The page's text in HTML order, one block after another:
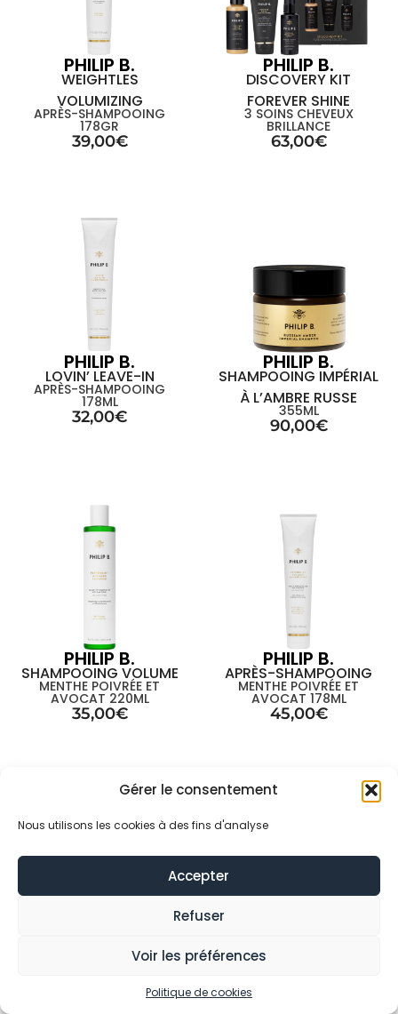
Gérer le consentement
Nous utilisons les cookies à des fins d'analyse
Accepter
Refuser
Voir les préférences
Politique de cookies
PHILIP B.
WEIGHTLES
VOLUMIZING
APRÈS-SHAMPOOING
178GR
39,00€
PHILIP B.
DISCOVERY KIT
FOREVER SHINE
3 SOINS CHEVEUX
BRILLANCE
63,00€
PHILIP B.
LOVIN’ LEAVE-IN
APRÈS-SHAMPOOING
178ML
32,00€
PHILIP B.
SHAMPOOING IMPÉRIAL
À L’AMBRE RUSSE
355ML
90,00€
PHILIP B.
SHAMPOOING VOLUME
MENTHE POIVRÉE ET
AVOCAT 220ML
35,00€
PHILIP B.
APRÈS-SHAMPOOING
MENTHE POIVRÉE ET
AVOCAT 178ML
45,00€
PHILIP B.
CONDITIONING WATER
PHILIP B.